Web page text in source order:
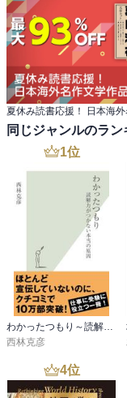
夏休み読書応援！ 日本海
同じジャンルのラン
1位
わかったつもり～読解力がつかない本当の原因～
西林克彦
4位